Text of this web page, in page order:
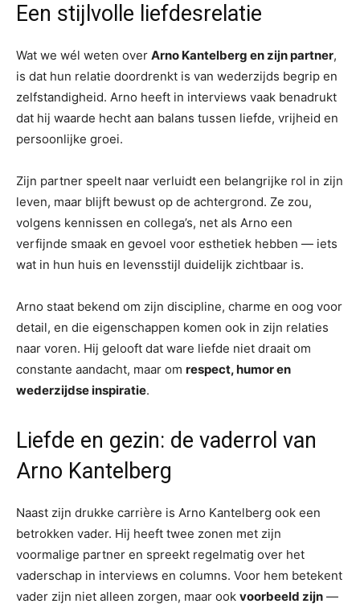
Een stijlvolle liefdesrelatie
Wat we wél weten over Arno Kantelberg en zijn partner,
is dat hun relatie doordrenkt is van wederzijds begrip en
zelfstandigheid. Arno heeft in interviews vaak benadrukt
dat hij waarde hecht aan balans tussen liefde, vrijheid en
persoonlijke groei.
Zijn partner speelt naar verluidt een belangrijke rol in zijn
leven, maar blijft bewust op de achtergrond. Ze zou,
volgens kennissen en collega’s, net als Arno een
verfijnde smaak en gevoel voor esthetiek hebben — iets
wat in hun huis en levensstijl duidelijk zichtbaar is.
Arno staat bekend om zijn discipline, charme en oog voor
detail, en die eigenschappen komen ook in zijn relaties
naar voren. Hij gelooft dat ware liefde niet draait om
constante aandacht, maar om respect, humor en
wederzijdse inspiratie.
Liefde en gezin: de vaderrol van
Arno Kantelberg
Naast zijn drukke carrière is Arno Kantelberg ook een
betrokken vader. Hij heeft twee zonen met zijn
voormalige partner en spreekt regelmatig over het
vaderschap in interviews en columns. Voor hem betekent
vader zijn niet alleen zorgen, maar ook voorbeeld zijn —